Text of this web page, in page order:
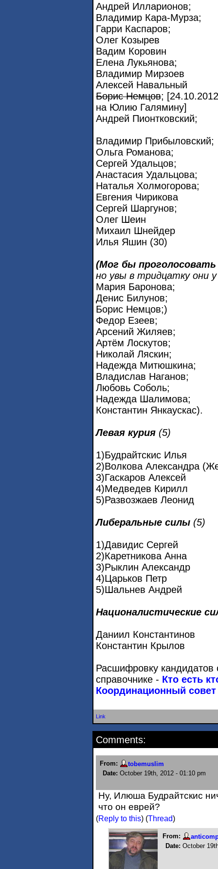
Андрей Илларионов;
Владимир Кара-Мурза;
Гарри Каспаров;
Олег Козырев
Вадим Коровин
Елена Лукьянова;
Владимир Мирзоев
Алексей Навальный
Борис Немцов;
на Юлию Галямину]
Андрей Пионтковский;
Владимир Прибыловский;
Ольга Романова;
Сергей Удальцов;
Анастасия Удальцова;
Наталья Холмогорова;
Евгения Чирикова
Сергей Шаргунов;
Олег Шеин
Михаил Шнейдер
Илья Яшин (30)
(Мог бы проголосовать
но увы в тридцатку они
Мария Баронова;
Денис Билунов;
Борис Немцов;)
Федор Езеев;
Арсений Жиляев;
Артём Лоскутов;
Николай Ляскин;
Надежда Митюшкина;
Владислав Наганов;
Любовь Соболь;
Надежда Шалимова;
Константин Янкаускас).
Левая курия (5)
1)Будрайтскис Илья
2)Волкова Александра
3)Гаскаров Алексей
4)Медведев Кирилл
5)Развозжаев Леонид
Либеральные силы (5)
1)Давидис Сергей
2)Каретникова Анна
3)Рыклин Александр
4)Царьков Петр
5)Шальнев Андрей
Националистические
Даниил Константинов
Константин Крылов
Расшифровку
справочнике - Кто есть
Координационный
Link
Comments:
From:
tobemuslim
Date: October 19th, 2012 - 01:10 pm
Ну, Илюша Будрайтскис
что он еврей?
(Reply to this) (Thread)
From:
Date: October